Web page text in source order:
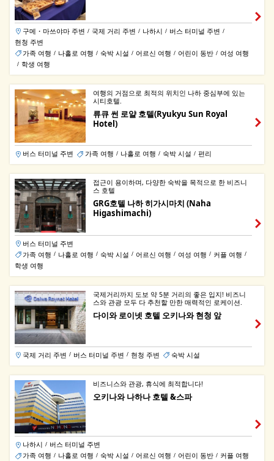
구메・마쓰야마 주변 / 국제 거리 주변 / 나하시 / 버스 터미널 주변 /
현청 주변
가족 여행 / 나홀로 여행 / 숙박 시설 / 어르신 여행 / 어린이 동반 / 여성 여행
/ 학생 여행
여행의 거점으로 최적의 위치인 나하 중심부에 있는
시티호텔.
류큐 썬 로얄 호텔(Ryukyu Sun Royal
Hotel)
버스 터미널 주변 가족 여행 / 나홀로 여행 / 숙박 시설 / 편리
접근이 용이하며, 다양한 숙박을 목적으로 한 비즈니
스 호텔
GRG호텔 나하 히가시마치 (Naha
Higashimachi)
버스 터미널 주변
가족 여행 / 나홀로 여행 / 숙박 시설 / 어르신 여행 / 여성 여행 / 커플 여행 /
학생 여행
국제거리까지 도보 약 5분 거리의 좋은 입지! 비즈니
스와 관광 모두 다 추천할 만한 매력적인 로케이션.
다이와 로이넷 호텔 오키나와 현청 앞
국제 거리 주변 / 버스 터미널 주변 / 현청 주변 숙박 시설
비즈니스와 관광, 휴식에 최적합니다!
오키나와 나하나 호텔 &스파
나하시 / 버스 터미널 주변
가족 여행 / 나홀로 여행 / 숙박 시설 / 어르신 여행 / 어린이 동반 / 커플 여행